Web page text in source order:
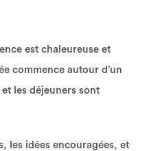
est chaleureuse et
commence autour d’un
les déjeuners sont
les idées encouragées, et